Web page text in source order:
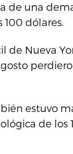
de una
dólares.
de Nueva
estuvo
de los